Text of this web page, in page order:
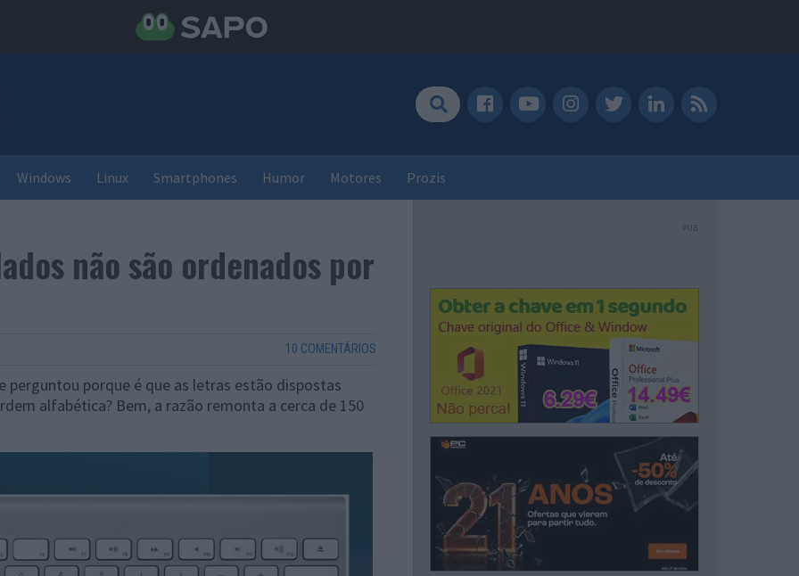
Windows Linux Smartphones Humor Motores Prozis
não são ordenados por
10 COMENTÁRIOS
perguntou porque é que as letras estão dispostas
alfabética? Bem, a razão remonta a cerca de 150
PUB